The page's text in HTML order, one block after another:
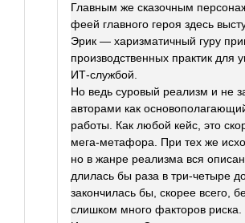
Главным же сказочным
феей главного героя здесь
Эрик — харизматичный гуру
производственных практик для
ИТ-службой.
Но ведь суровый реализм и не
авторами как
работы. Как любой кейс, это
мега-метафора. При тех же
но в жанре реализма вся
длилась бы раза в три-четыре
закончилась бы, скорее всего,
слишком много факторов риска.